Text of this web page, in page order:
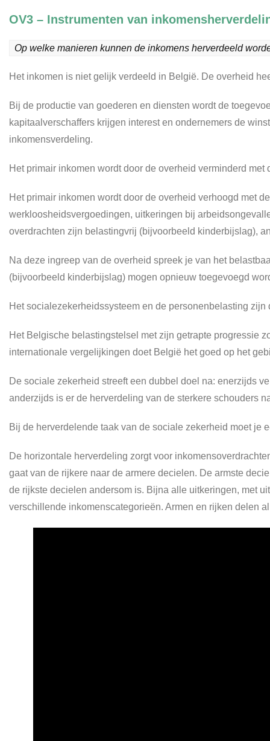
OV3 – Instrumenten van
Op welke manieren kunnen de inkomens herverdeeld
Het inkomen is niet gelijk verdeeld in België. De overheid
Bij de productie van goederen en diensten wordt de
kapitaalverschaffers krijgen interest en ondernemers de
inkomensverdeling.
Het primair inkomen wordt door de overheid verminderd
Het primair inkomen wordt door de overheid verhoogd met
werkloosheidsvergoedingen, uitkeringen bij
overdrachten zijn belastingvrij (bijvoorbeeld kinderbijslag),
Na deze ingreep van de overheid spreek je van het
(bijvoorbeeld kinderbijslag) mogen opnieuw toegevoegd
Het socialezekerheidssysteem en de personenbelasting
Het Belgische belastingstelsel met zijn getrapte progressie
internationale vergelijkingen doet België het goed op het
De sociale zekerheid streeft een dubbel doel na: enerzijds
anderzijds is er de herverdeling van de sterkere schouders
Bij de herverdelende taak van de sociale zekerheid moet je
De horizontale herverdeling zorgt voor
gaat van de rijkere naar de armere decielen. De armste
de rijkste decielen andersom is. Bijna alle uitkeringen, met
verschillende inkomenscategorieën. Armen en rijken delen